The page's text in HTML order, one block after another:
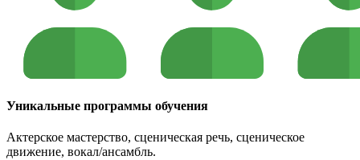
Уникальные программы обучения
Актерское мастерство, сценическая речь, сценическое
движение, вокал/ансамбль.